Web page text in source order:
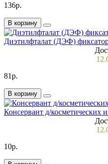
136р.
В корзину
Диэтилфталат (ДЭФ)
81р.
В корзину
Консервант д/косметических
10р.